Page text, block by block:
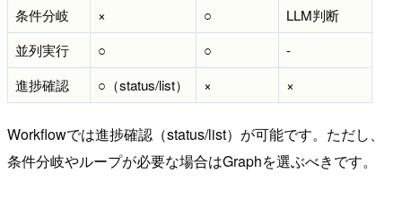
条件分岐
× ○
LLM判断
並列実行
○ ○
-
進捗確認
○（status/list） × ×
Workflowでは進捗確認（status/list）が可能です。ただし、
条件分岐やループが必要な場合はGraphを選ぶべきです。